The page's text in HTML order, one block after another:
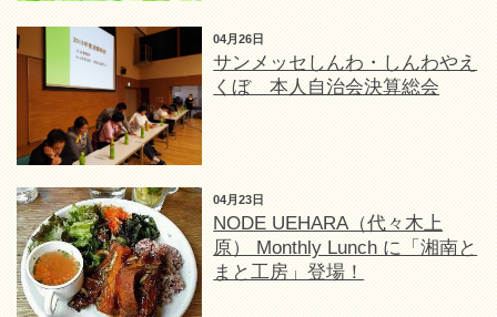
04月26日
サンメッセしんわ・しんわやえ
くぼ 本人自治会決算総会
04月23日
NODE UEHARA（代々木上
原） Monthly Lunch に「湘南と
まと工房」登場！